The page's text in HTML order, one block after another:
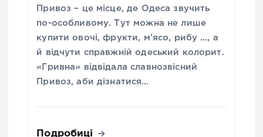
Привоз – це місце, де Одеса звучить
по-особливому. Тут можна не лише
купити овочі, фрукти, м’ясо, рибу …, а
й відчути справжній одеський колорит.
«Гривна» відвідала славнозвісний
Привоз, аби дізнатися…
Подробиці